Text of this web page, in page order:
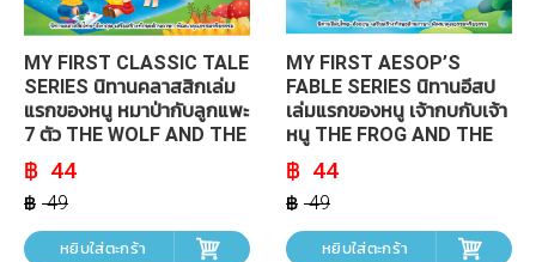
MY FIRST CLASSIC TALE
SERIES นิทานคลาสสิกเล่ม
แรกของหนู หมาป่ากับลูกแพะ
7 ตัว THE WOLF AND THE
SEVEN LITTLE GOATS
49
Original
price
was:
฿ 49.
44
Current
price
is:
฿ 44.
หยิบใส่ตะกร้า
MY FIRST AESOP’S
FABLE SERIES นิทานอีสป
เล่มแรกของหนู เจ้ากบกับเจ้า
หนู THE FROG AND THE
MOUSE
49
Original
price
was:
฿ 49.
44
Current
price
is:
฿ 44.
หยิบใส่ตะกร้า